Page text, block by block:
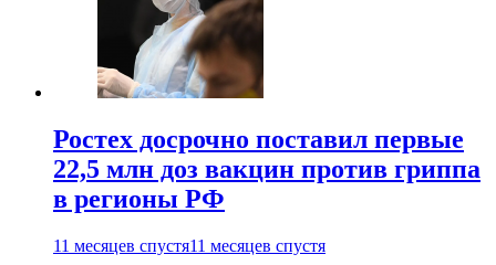
Ростех досрочно поставил первые
22,5 млн доз вакцин против гриппа
в регионы РФ
11 месяцев спустя11 месяцев спустя